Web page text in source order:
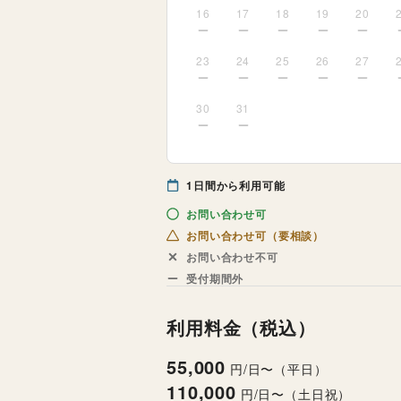
16 17 18 19 20
23 24 25 26 27
30 31
1 日間から利用可能
お問い合わせ可
お問い合わせ可（要相談）
お問い合わせ不可
受付期間外
利用料金（税込）
55,000 円/日〜（平日）
110,000 円/日〜（土日祝）